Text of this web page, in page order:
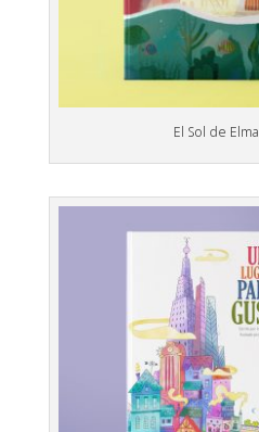
El Sol de Elma